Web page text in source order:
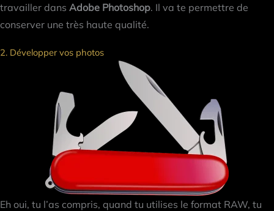
travailler dans Adobe Photoshop. Il va te permettre de
conserver une très haute qualité.
2. Développer vos photos
Eh oui, tu l’as compris, quand tu utilises le format RAW, tu